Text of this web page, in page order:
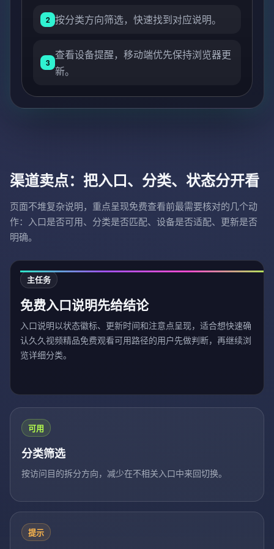
2 按分类方向筛选，快速找到对应说明。
3
查看设备提醒，移动端优先保持浏览器更
新。
渠道卖点：把入口、分类、状态分开看
页面不堆复杂说明，重点呈现免费查看前最需要核对的几个动
作：入口是否可用、分类是否匹配、设备是否适配、更新是否
明确。
主任务
免费入口说明先给结论
入口说明以状态徽标、更新时间和注意点呈现，适合想快速确
认久久视频精品免费观看可用路径的用户先做判断，再继续浏
览详细分类。
可用
分类筛选
按访问目的拆分方向，减少在不相关入口中来回切换。
提示